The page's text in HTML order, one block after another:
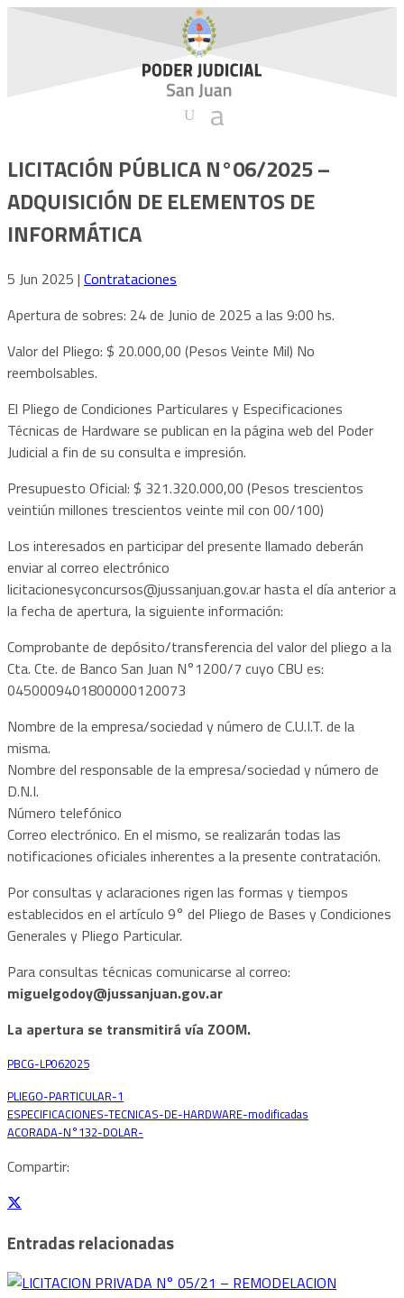
LICITACIÓN PÚBLICA N°06/2025 –
ADQUISICIÓN DE ELEMENTOS DE
INFORMÁTICA
5 Jun 2025 | Contrataciones
Apertura de sobres: 24 de Junio de 2025 a las 9:00 hs.
Valor del Pliego: $ 20.000,00 (Pesos Veinte Mil) No
reembolsables.
El Pliego de Condiciones Particulares y Especificaciones
Técnicas de Hardware se publican en la página web del Poder
Judicial a fin de su consulta e impresión.
Presupuesto Oficial: $ 321.320.000,00 (Pesos trescientos
veintiún millones trescientos veinte mil con 00/100)
Los interesados en participar del presente llamado deberán
enviar al correo electrónico
licitacionesyconcursos@jussanjuan.gov.arhasta el día anterior a
la fecha de apertura, la siguiente información:
Comprobante de depósito/transferencia del valor del pliego a la
Cta. Cte. de Banco San Juan N°1200/7 cuyo CBU es:
0450009401800000120073
Nombre de la empresa/sociedad y número de C.U.I.T. de la
misma.
Nombre del responsable de la empresa/sociedad y número de
D.N.I.
Número telefónico
Correo electrónico. En el mismo, se realizarán todas las
notificaciones oficiales inherentes a la presente contratación.
Por consultas y aclaraciones rigen las formas y tiempos
establecidos en el artículo 9° del Pliego de Bases y Condiciones
Generales y Pliego Particular.
Para consultas técnicas comunicarse al correo:
miguelgodoy@jussanjuan.gov.ar
La apertura se transmitirá vía ZOOM.
PBCG-LP062025
PLIEGO-PARTICULAR-1
ESPECIFICACIONES-TECNICAS-DE-HARDWARE-modificadas
ACORADA-N°132-DOLAR-
Compartir:
Entradas relacionadas